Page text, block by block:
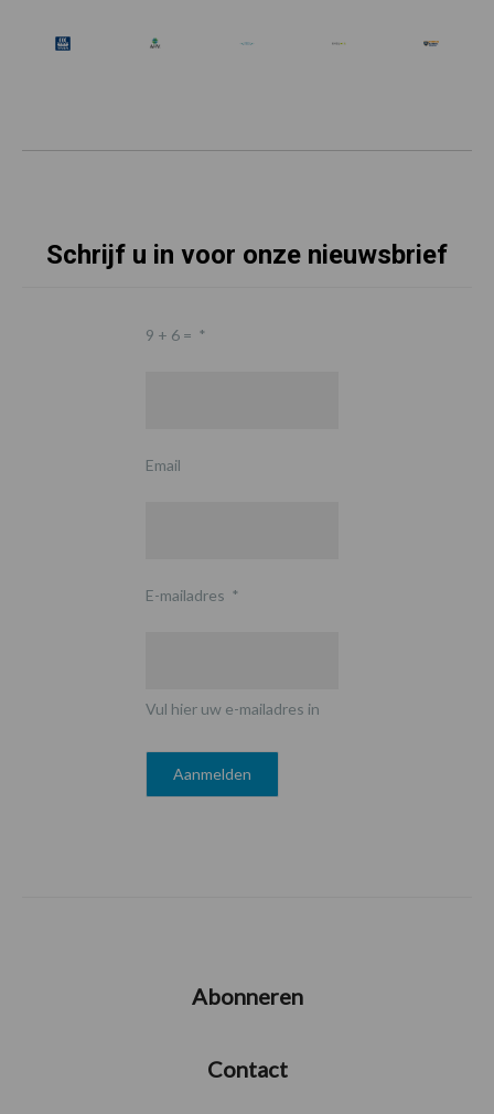
Schrijf u in voor onze nieuwsbrief
9 + 6 = *
Email
E-mailadres *
Vul hier uw e-mailadres in
Abonneren
Contact